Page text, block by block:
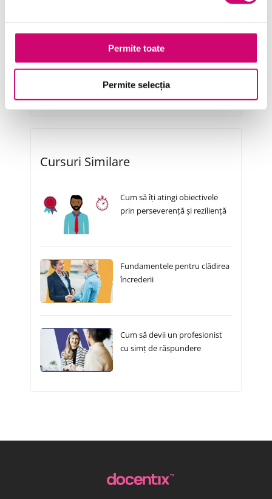
Permite toate
Permite selecția
Serviciul clienți
Transformare Digitală
Vânzări și negocieri
Cursuri Similare
Cum să îți atingi obiectivele
prin perseverență și reziliență
Fundamentele pentru clădirea
încrederii
Cum să devii un profesionist
cu simț de răspundere